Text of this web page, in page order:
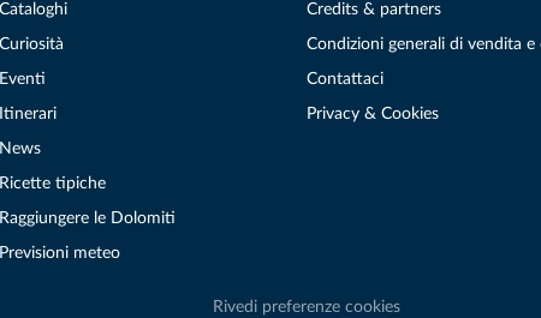
Cataloghi
Curiosità
Eventi
Itinerari
News
Ricette tipiche
Raggiungere le Dolomiti
Previsioni meteo
Credits & partners
Condizioni generali di vendita e
Contattaci
Privacy & Cookies
Rivedi preferenze cookies